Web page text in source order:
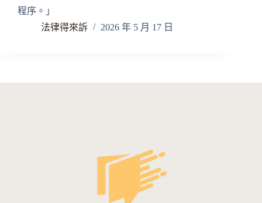
程序。」
法律得來訴
2026 年 5 月 17 日